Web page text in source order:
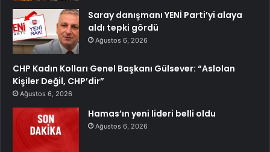
Saray danışmanı YENİ Parti’yi alaya
aldı tepki gördü
Ağustos 6, 2026
CHP Kadın Kolları Genel Başkanı Gülsever: “Aslolan
Kişiler Değil, CHP’dir”
Ağustos 6, 2026
Hamas’ın yeni lideri belli oldu
Ağustos 6, 2026